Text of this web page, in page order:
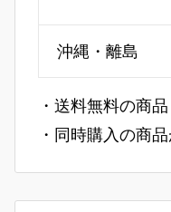
沖縄・離島
・送料無料の商
・同時購入の商